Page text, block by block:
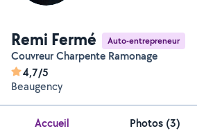
Remi Fermé Auto-entrepreneur
Couvreur Charpente Ramonage
4,7/5
Beaugency
Accueil Photos (3)